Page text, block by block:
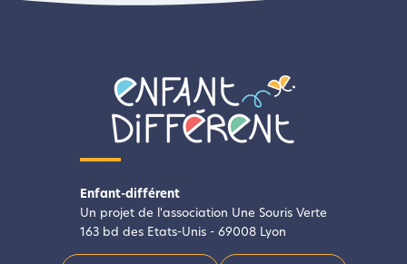
Enfant-différent
Un projet de l'association Une Souris Verte
163 bd des Etats-Unis - 69008 Lyon